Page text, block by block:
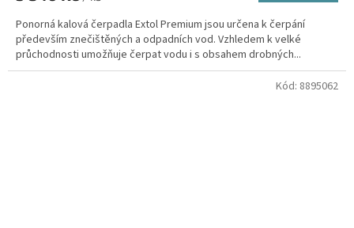
Ponorná kalová čerpadla Extol Premium jsou určena k čerpání
především znečištěných a odpadních vod. Vzhledem k velké
průchodnosti umožňuje čerpat vodu i s obsahem drobných...
Kód: 8895062